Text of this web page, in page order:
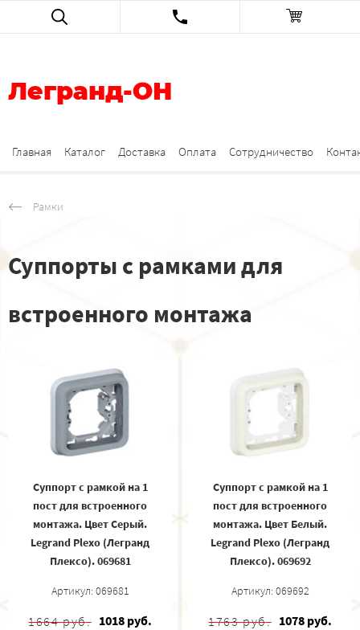
Легранд-ОН
Главная Каталог Доставка Оплата Сотрудничество
Рамки
Суппорты с рамками для
встроенного монтажа
Суппорт с рамкой на 1
пост для встроенного
монтажа. Цвет Cерый.
Legrand Plexo (Легранд
Плексо). 069681
Артикул: 069681
1664 руб. 1018 руб.
Суппорт с рамкой на 1
пост для встроенного
монтажа. Цвет Белый.
Legrand Plexo (Легранд
Плексо). 069692
Артикул: 069692
1763 руб. 1078 руб.